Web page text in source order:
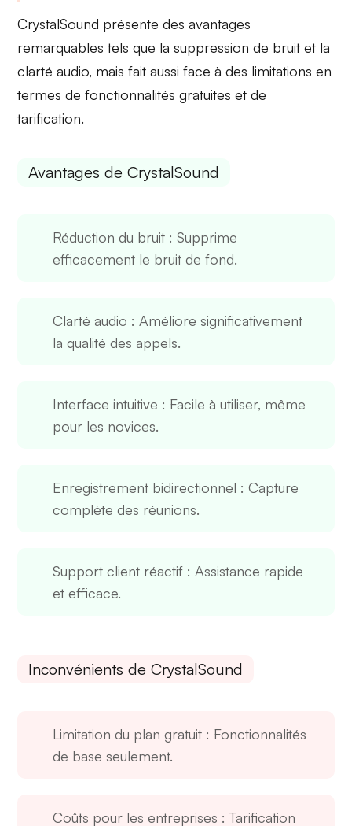
CrystalSound présente desavantages
remarquables tels que la suppression de bruit et la
clarté audio, mais fait aussi face à des limitations en
termes de fonctionnalités gratuites et de
tarification.
Avantages de CrystalSound
Réduction du bruit : Supprime
efficacement le bruit de fond.
Clarté audio : Améliore significativement
la qualité des appels.
Interface intuitive : Facile à utiliser, même
pour les novices.
Enregistrement bidirectionnel : Capture
complète des réunions.
Support client réactif : Assistance rapide
et efficace.
Inconvénients de CrystalSound
Limitation du plan gratuit : Fonctionnalités
de base seulement.
Coûts pour les entreprises : Tarification